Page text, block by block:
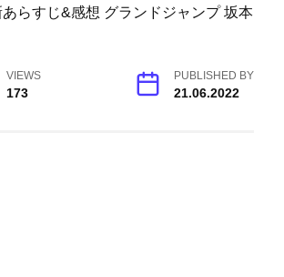
VIEWS
173
PUBLISHED BY
21.06.2022